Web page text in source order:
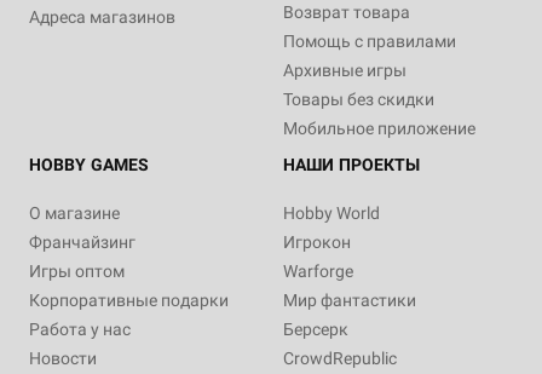
Адреса магазинов
Возврат товара
Помощь с правилами
Архивные игры
Товары без скидки
Мобильное приложение
HOBBY GAMES
О магазине
Франчайзинг
Игры оптом
Корпоративные подарки
Работа у нас
Новости
НАШИ ПРОЕКТЫ
Hobby World
Игрокон
Warforge
Мир фантастики
Берсерк
CrowdRepublic